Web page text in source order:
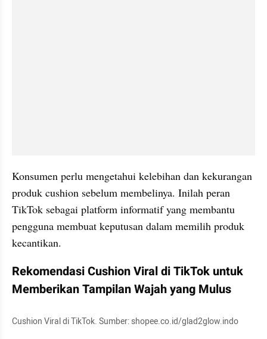
Konsumen perlu mengetahui kelebihan dan kekurangan
produk cushion sebelum membelinya. Inilah peran
TikTok sebagai platform informatif yang membantu
pengguna membuat keputusan dalam memilih produk
kecantikan.
Rekomendasi Cushion Viral di TikTok untuk
Memberikan Tampilan Wajah yang Mulus
Cushion Viral di TikTok. Sumber: shopee.co.id/glad2glow.indo